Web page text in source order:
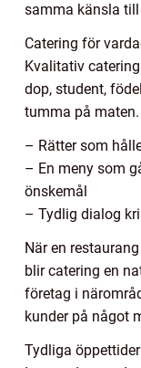
samma känsla
Catering för
Kvalitativ
dop, student,
tumma på
– Rätter som
– En meny som
önskemål
– Tydlig dialog
När en
blir catering en
företag i
kunder på något
Tydliga